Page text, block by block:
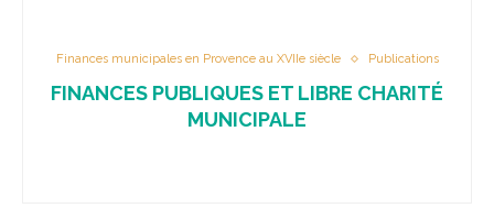
Finances municipales en Provence au XVIIe siècle Publications
FINANCES PUBLIQUES ET LIBRE CHARITÉ
MUNICIPALE